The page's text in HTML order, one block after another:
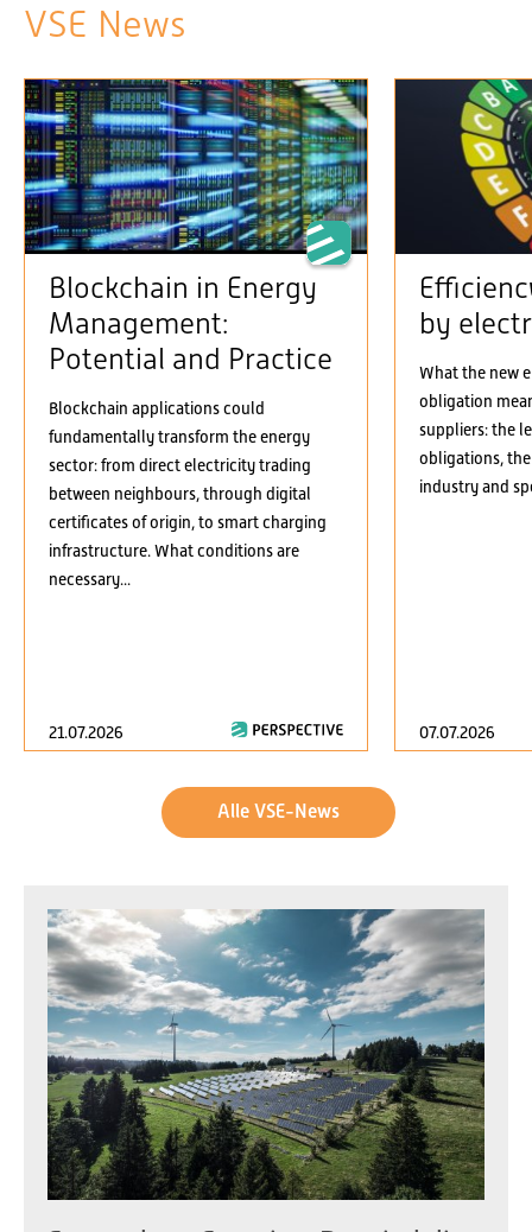
VSE News
Blockchain in Energy
Management:
Potential and Practice
Blockchain applications could
fundamentally transform the energy
sector: from direct electricity trading
between neighbours, through digital
certificates of origin, to smart charging
infrastructure. What conditions are
necessary...
21.07.2026
by
What the new
obligation
suppliers: the
obligations,
industry and
07.07.2026
Alle VSE-News